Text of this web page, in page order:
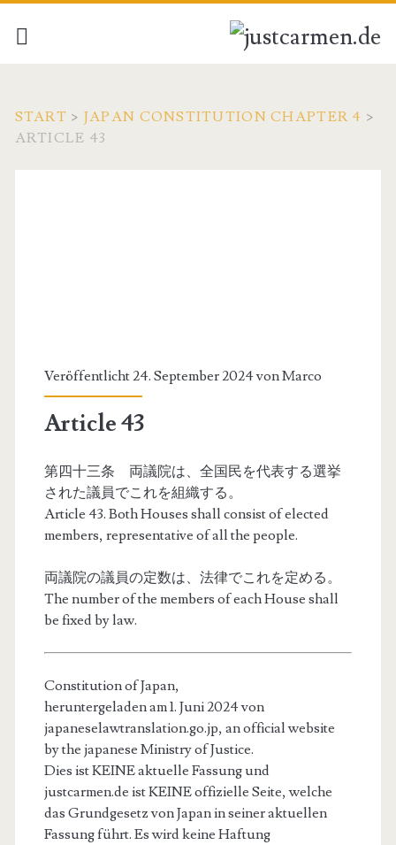
START > JAPAN CONSTITUTION CHAPTER 4 >
ARTICLE 43
Veröffentlicht 24. September 2024 vonMarco
Article 43
第四十三条 両議院は、全国民を代表する選挙
された議員でこれを組織する。
Article 43. Both Houses shall consist of elected
members, representative of all the people.
両議院の議員の定数は、法律でこれを定める。
The number of the members of each House shall
be fixed by law.
Constitution of Japan,
heruntergeladen am 1. Juni 2024 von
japaneselawtranslation.go.jp, an official website
by the japanese Ministry of Justice.
Dies ist KEINE aktuelle Fassung und
justcarmen.de ist KEINE offizielle Seite, welche
das Grundgesetz von Japan in seiner aktuellen
Fassung führt. Es wird keine Haftung